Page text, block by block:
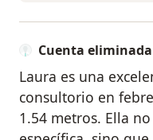
Cuenta eliminada
Laura es una
consultorio en
1.54 metros. Ella